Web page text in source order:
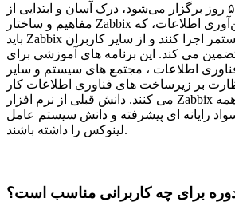
این آموزش که در ۵ روز برگزار می‌شود، درک آسان و ابتدایی از
مفاهیم و ساختار Zabbix را برای متخصصان فن‌آوری اطلاعات، که
باید Zabbix را به طور مستمر اجرا کنند و از سایر کاربران Zabbix
تضمین می کند. این برنامه های آموزشی برای
اطلاعات ، مجتمع های سیستم و سایر
بر زیرساخت های فناوری اطلاعات کار
می کنند. دانش قبلی از نرم افزار Zabbix لازم نیست ، اما همه
سواد رایانه ای پیشرفته و دانش سیستم عامل
لینوکس را داشته باشند.
دوره برای چه کاربرانی مناسب است؟